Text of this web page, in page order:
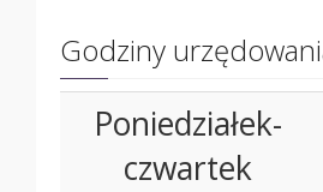
Godziny
Poniedziałek-
czwartek